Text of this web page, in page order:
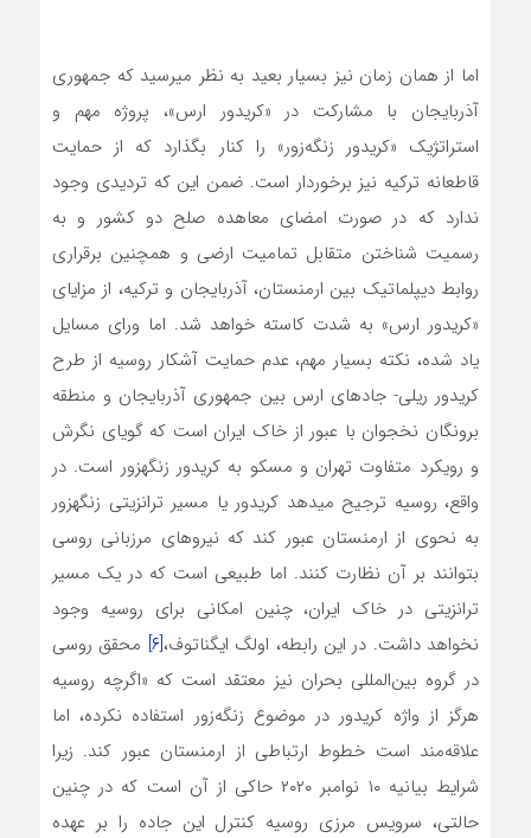
اما از همان زمان نیز بسیار بعید به نظر می­رسید که جمهوری
آذربایجان با مشارکت در «کریدور ارس»، پروژه مهم و
استراتژیک «کریدور ‌زنگه‌زور» را کنار بگذارد که از حمایت
قاطعانه ترکیه نیز برخوردار است. ضمن این­ که تردیدی وجود
ندارد که در صورت امضای معاهده صلح دو کشور و به
رسمیت شناختن متقابل تمامیت ارضی و همچنین برقراری
روابط دیپلماتیک بین ارمنستان، آذربایجان و ترکیه، از مزایای
«کریدور ارس» به شدت کاسته خواهد شد. اما ورای مسایل
یاد شده، نکته بسیار مهم، عدم حمایت آشکار روسیه از طرح
کریدور ریلی- جاده­ای ارس بین جمهوری آذربایجان و منطقه
برونگان نخجوان با عبور از خاک ایران است که گویای نگرش
و رویکرد متفاوت تهران و مسکو به کریدور زنگه­زور است. در
واقع، روسیه ترجیح می­دهد کریدور یا مسیر ترانزیتی زنگه­زور
به نحوی از ارمنستان عبور کند که نیروهای مرزبانی روسی
بتوانند بر آن نظارت کنند. اما طبیعی است که در یک مسیر
ترانزیتی در خاک ایران، چنین امکانی برای روسیه وجود
نخواهد داشت. در این رابطه، اولگ ایگناتوف،[۶]
محقق روسی
در گروه بین‌المللی بحران نیز معتقد است که «اگرچه روسیه
هرگز از واژه کریدور در موضوع زنگه‌زور استفاده نکرده، اما
علاقه‌مند است خطوط ارتباطی از ارمنستان عبور کند. زیرا
شرایط بیانیه ۱۰ نوامبر ۲۰۲۰ حاکی از آن است که در چنین
حالتی، سرویس مرزی روسیه کنترل این جاده را بر عهده